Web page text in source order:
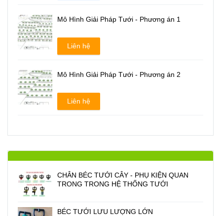
Mô Hình Giải Pháp Tưới - Phương án 1
Liên hệ
Mô Hình Giải Pháp Tưới - Phương án 2
Liên hệ
CHÂN BÉC TƯỚI CÂY - PHỤ KIỆN QUAN
TRONG TRONG HỆ THỐNG TƯỚI
BÉC TƯỚI LƯU LƯỢNG LỚN